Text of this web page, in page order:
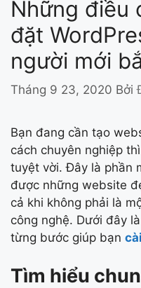
Những điều
đặt
người mới
Tháng 9 23, 2020 Bởi
Bạn đang cần tạo
cách chuyên nghiệp
tuyệt vời. Đây là phần
được những website
cả khi không phải là
công nghệ. Dưới đây
từng bước giúp bạn
Tìm hiểu